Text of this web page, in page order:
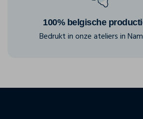
100% belgische
Bedrukt in onze ateliers in